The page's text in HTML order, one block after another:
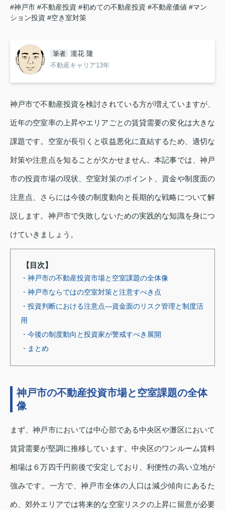
#神戸市 #不動産投資 #初めての不動産投資 #不動産価値 #マン
ション投資 #空き室対策
筆者 瀧花 隆
不動産キャリア13年
神戸市で不動産投資を検討されている方が増えていますが、
近年の空室率の上昇やエリアごとの賃貸需要の変化は大きな
課題です。空室が長引くと収益悪化に直結するため、適切な
対策や注意点を知ることが欠かせません。本記事では、神戸
市の投資市場の現状、空室対策のポイント、資金や制度面の
注意点、さらには今後の制度動向と長期的な戦略について解
説します。神戸市で失敗しないための実践的な知識を身につ
けていきましょう。
【目次】
・神戸市の不動産投資市場と空室課題の全体像
・神戸市ならではの空室対策と注意すべき点
・投資判断における注意点—資金面のリスク管理と制度活
用
・今後の制度動向と投資家が警戒すべき展開
・まとめ
神戸市の不動産投資市場と空室課題の全体
像
まず、神戸市においては中心部である中央区や灘区において
賃貸需要が堅調に推移しています。中央区のワンルーム賃料
相場は６万四千円前後で安定しており、利便性の高い立地が
強みです。一方で、神戸市全体の人口は減少傾向にあるた
め、郊外エリアでは将来的な空室リスクの上昇に留意が必要